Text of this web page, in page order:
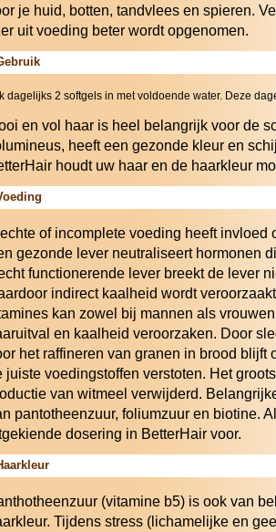
je huid, botten, tandvlees en spieren.
uit voeding beter wordt opgenomen.
dagelijks 2 softgels in met voldoende water. Deze
en vol haar is heel belangrijk voor de
heeft een gezonde kleur en
houdt uw haar en de haarkleur
of incomplete voeding heeft invloed
gezonde lever neutraliseert hormonen
functionerende lever breekt de lever
indirect kaalheid wordt
kan zowel bij mannen als
en kaalheid veroorzaken. Door
het raffineren van granen in brood blijft
juiste voedingstoffen verstoten. Het
van witmeel verwijderd.
pantotheenzuur, foliumzuur en biotine.
dosering in BetterHair voor.
(vitamine b5) is ook van
Tijdens stress (lichamelijke en